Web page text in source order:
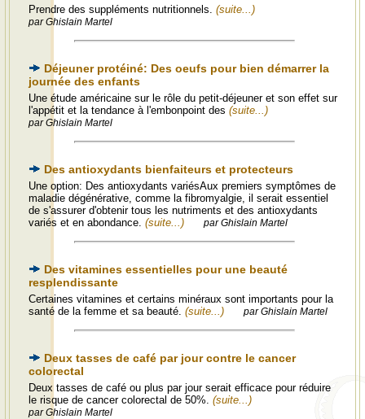
Prendre des suppléments nutritionnels. (suite...)
par Ghislain Martel
Déjeuner protéiné: Des oeufs pour bien démarrer la
journée des enfants
Une étude américaine sur le rôle du petit-déjeuner et son effet sur
l'appétit et la tendance à l'embonpoint des (suite...)
par Ghislain Martel
Des antioxydants bienfaiteurs et protecteurs
Une option: Des antioxydants variésAux premiers symptômes de
maladie dégénérative, comme la fibromyalgie, il serait essentiel
de s'assurer d'obtenir tous les nutriments et des antioxydants
variés et en abondance. (suite...) par Ghislain Martel
Des vitamines essentielles pour une beauté
resplendissante
Certaines vitamines et certains minéraux sont importants pour la
santé de la femme et sa beauté. (suite...) par Ghislain Martel
Deux tasses de café par jour contre le cancer
colorectal
Deux tasses de café ou plus par jour serait efficace pour réduire
le risque de cancer colorectal de 50%. (suite...)
par Ghislain Martel